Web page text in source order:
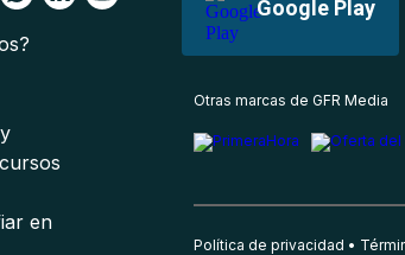
Google Play
en
Otras marcas de GFR Media
Política de privacidad